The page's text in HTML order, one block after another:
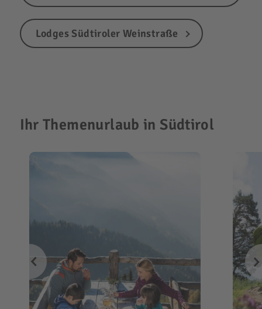
Lodges Südtiroler Weinstraße
Ihr Themenurlaub in Südtirol